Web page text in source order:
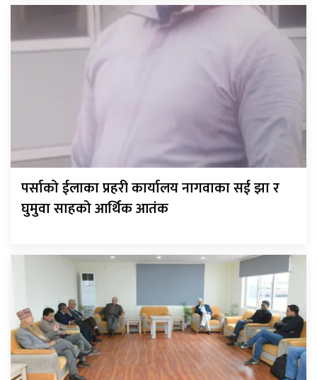
पर्साको ईलाका प्रहरी कार्यालय नागवाका सई झा र
घुमुवा साहको आर्थिक आतंक